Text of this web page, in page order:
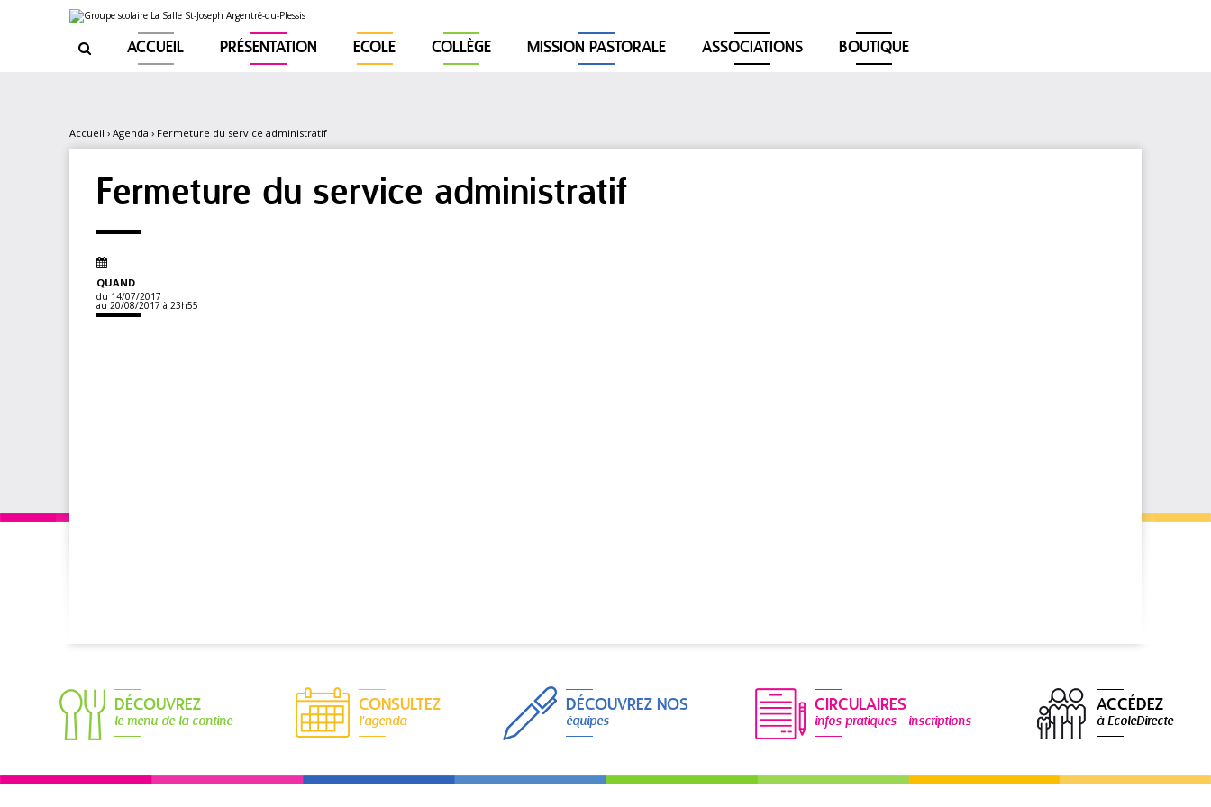
 ACCUEIL PRÉSENTATION ECOLE COLLÈGE MISSION PASTORALE ASSOCIATIONS BOUTIQUE
Accueil › Agenda › Fermeture du service administratif
Fermeture du service administratif
QUAND
du 14/07/2017
au 20/08/2017 à 23h55
DÉCOUVREZ
le menu de la cantine
CONSULTEZ
l'agenda
DÉCOUVREZ NOS
équipes
CIRCULAIRES
infos pratiques - inscriptions
ACCÉDEZ
à EcoleDirecte